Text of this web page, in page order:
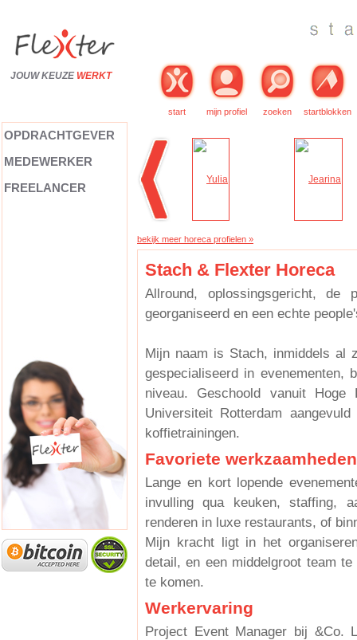
JOUW KEUZE WERKT
start mijn profiel zoeken startblokken
OPDRACHTGEVER
MEDEWERKER
FREELANCER
bekijk meer horeca profielen »
Stach & Flexter Horeca
Allround, oplossingsgericht,
georganiseerd en een echte
Mijn naam is Stach, inmiddels al
gespecialiseerd in evenementen,
niveau. Geschoold vanuit Hoge
Universiteit Rotterdam
koffietrainingen.
Favoriete werkzaamheden
Lange en kort lopende
invulling qua keuken, staffing,
renderen in luxe restaurants, of
Mijn kracht ligt in het
detail, en een middelgroot team
te komen.
Werkervaring
Project Event Manager bij &Co.